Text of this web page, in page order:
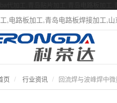
,电路板加工,青岛电路板焊接加工,
页 行业资讯 回流焊与波峰焊中